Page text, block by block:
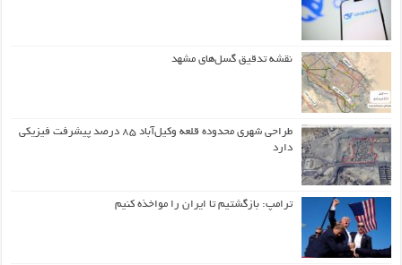
نقشه تدقیق گسل‌های مشهد
طراحی شهری محدوده قلعه وکیل‌آباد ۸۵ درصد پیشرفت فیزیکی
دارد
ترامپ: بازگشتیم تا ایران را مواخذه کنیم